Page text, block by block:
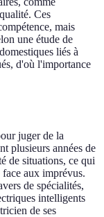
Ces
mais
une étude de
liés à
d'où l'importance
juger de la
plusieurs années de
de situations, ce qui
aux imprévus.
de spécialités,
intelligents
de ses